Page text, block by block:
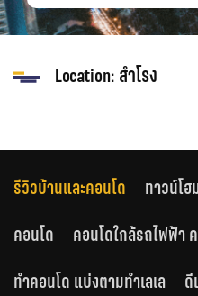
Location:สำโรง
รีวิวบ้านและคอนโด ทาวน์โฮ
คอนโด
คอนโดใกล้รถไฟฟ้า
ทำคอนโด แบ่งตามทำเลเล
ดี